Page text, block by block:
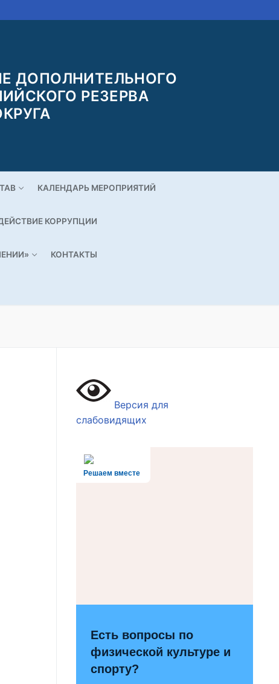
ДОПОЛНИТЕЛЬНОГО
РЕЗЕРВА
КАЛЕНДАРЬ МЕРОПРИЯТИЙ
КОРРУПЦИИ
КОНТАКТЫ
Версия для
слабовидящих
Решаем вместе
Есть вопросы по
физической культуре и
спорту?